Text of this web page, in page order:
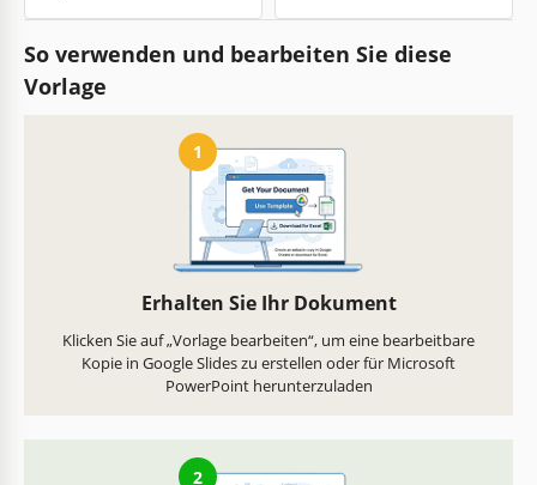
So verwenden und bearbeiten Sie diese
Vorlage
1
Erhalten Sie Ihr Dokument
Klicken Sie auf „Vorlage bearbeiten“, um eine bearbeitbare
Kopie in Google Slides zu erstellen oder für Microsoft
PowerPoint herunterzuladen
2